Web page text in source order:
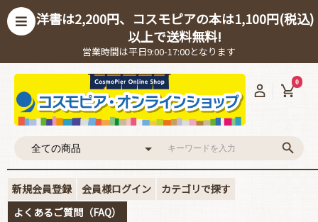
洋書は2,200円、コスモピアの本は1,100円(税込)
以上で送料無料!
営業時間は平日9:00-17:00となります
0
新規会員登録 会員様ログイン
カテゴリで探す
よくあるご質問（FAQ）